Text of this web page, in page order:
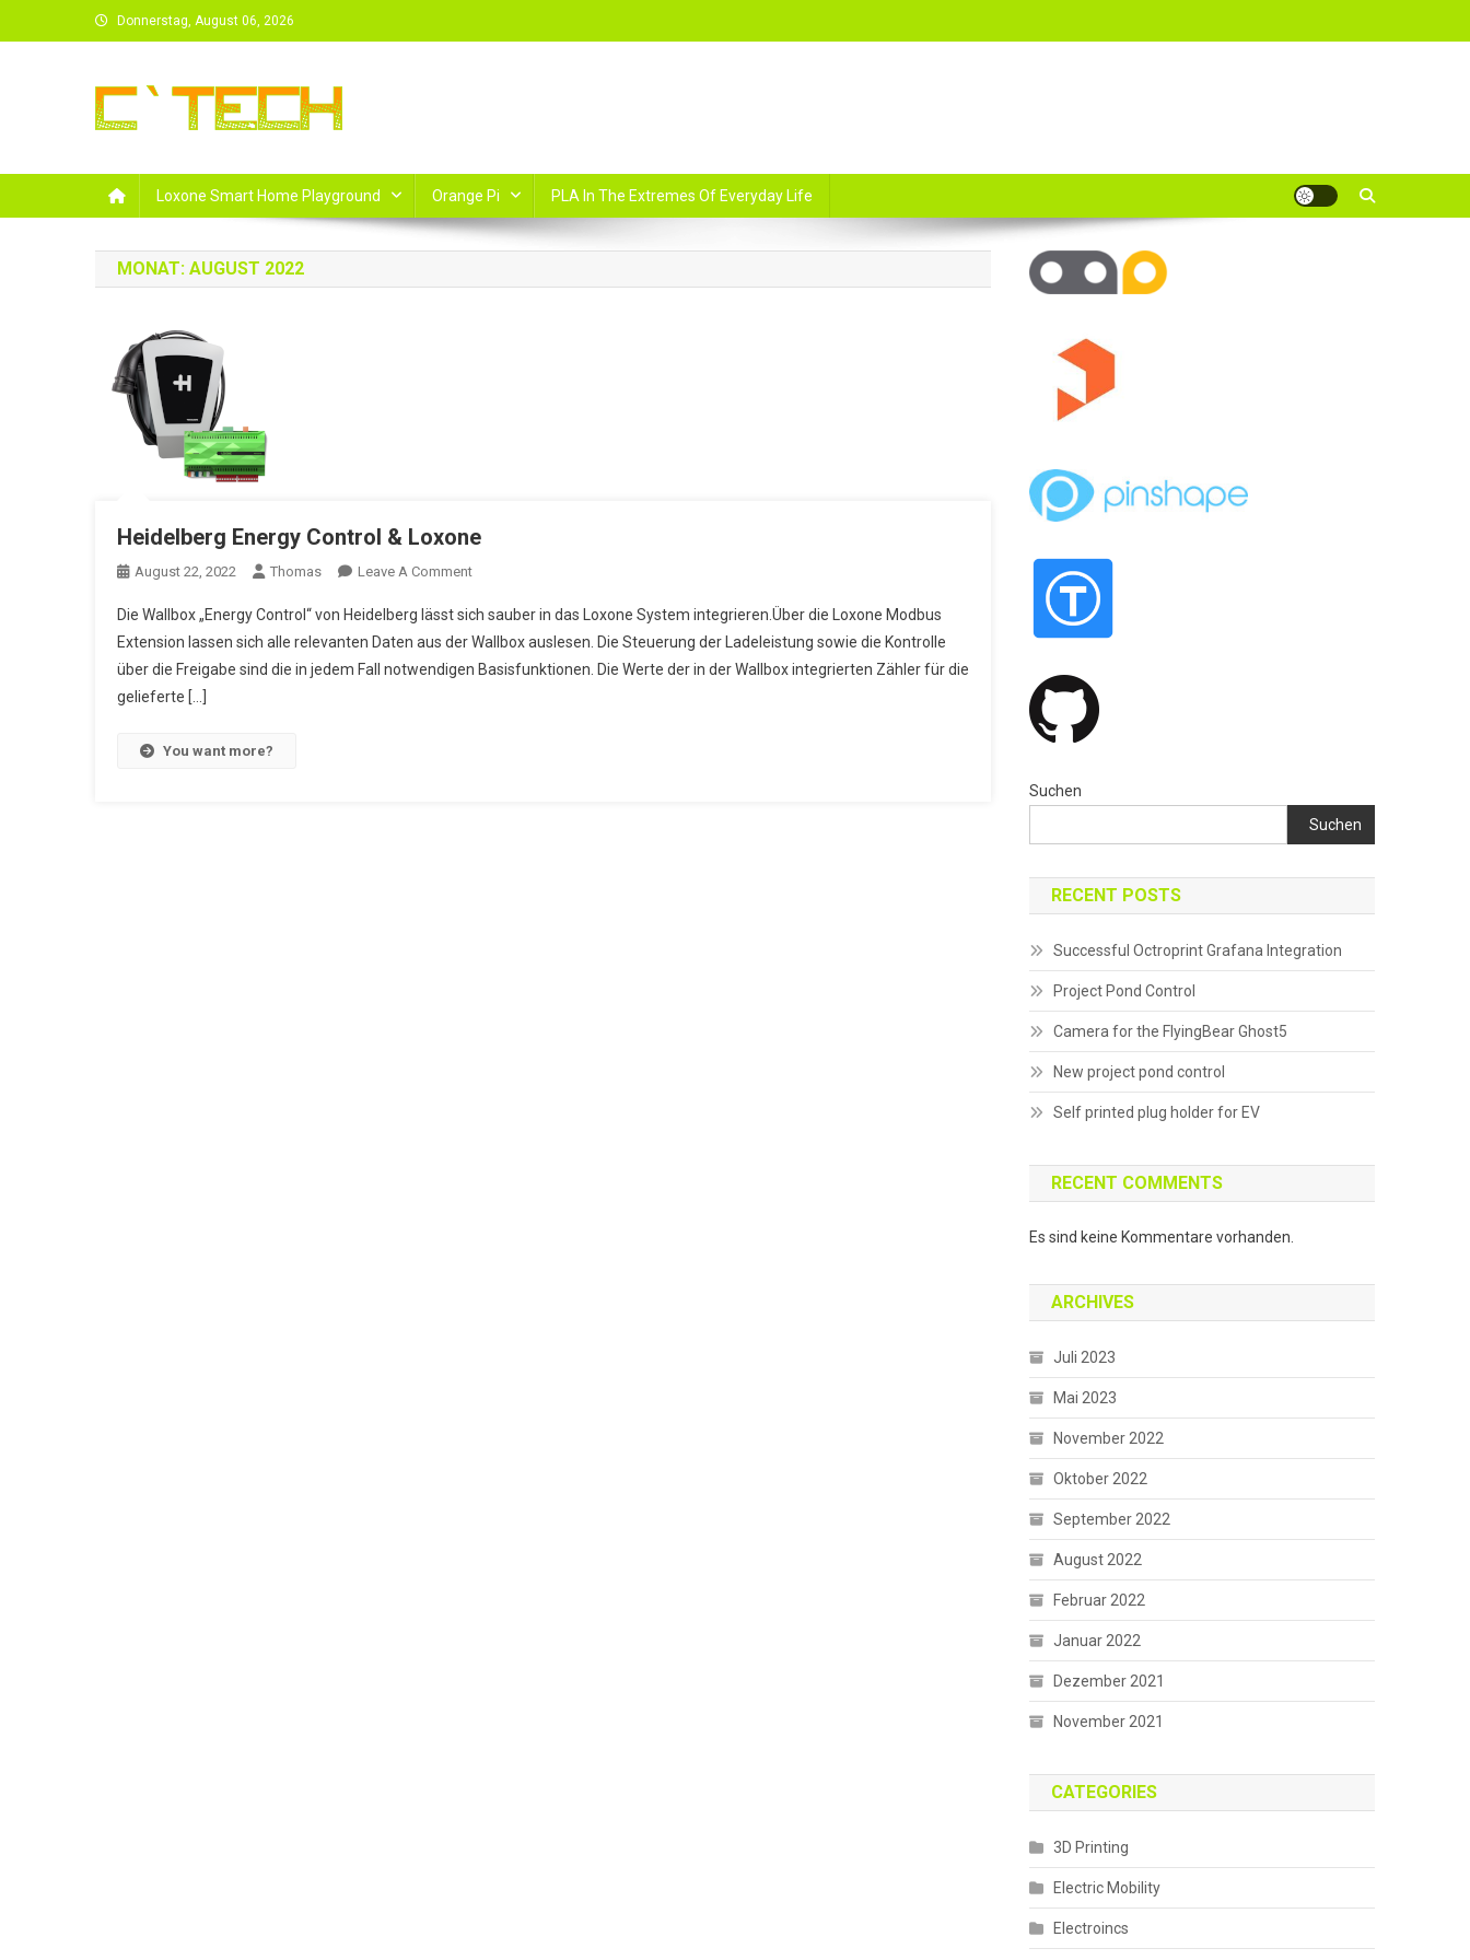
to
Donnerstag, August 06, 2026
Loxone Smart Home Playground Orange Pi PLA In The Extremes Of Everyday Life
MONAT: AUGUST 2022
Heidelberg Energy Control & Loxone
August 22, 2022 Thomas Leave A CommentOn
Energy
Control
&
Die Wallbox „Energy Control“ von Heidelberg lässt sich sauber in das Loxone System integrieren.Über die Loxone Modbus
Extension lassen sich alle relevanten Daten aus der Wallbox auslesen. Die Steuerung der Ladeleistung sowie die Kontrolle
über die Freigabe sind die in jedem Fall notwendigen Basisfunktionen. Die Werte der in der Wallbox integrierten Zähler für die
gelieferte […]
You want more?
Suchen
Suchen
RECENT POSTS
Successful Octroprint Grafana Integration
Project Pond Control
Camera for the FlyingBear Ghost5
New project pond control
Self printed plug holder for EV
RECENT COMMENTS
Es sind keine Kommentare vorhanden.
ARCHIVES
Juli 2023
Mai 2023
November 2022
Oktober 2022
September 2022
August 2022
Februar 2022
Januar 2022
Dezember 2021
November 2021
CATEGORIES
3D Printing
Electric Mobility
Electroincs